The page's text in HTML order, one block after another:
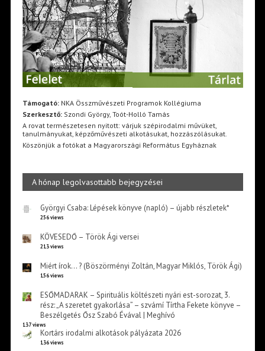
Támogató:NKA Összművészeti Programok Kollégiuma
Szerkesztő:Szondi György, Toót-Holló Tamás
A rovat természetesen nyitott: várjuk szépirodalmi művüket,
tanulmányukat, képzőművészeti alkotásukat, hozzászólásukat.
Köszönjük a fotókat a Magyarországi Református Egyháznak
A hónap legolvasottabb bejegyzései
Györgyi Csaba: Lépések könyve (napló) – újabb részletek*
256 views
KÖVESEDŐ – Török Ági versei
213 views
Miért írok… ? (Böszörményi Zoltán, Magyar Miklós, Török Ági)
156 views
ESŐMADARAK – Spirituális költészeti nyári est-sorozat, 3.
rész: „A szeretet gyakorlása” – szvámí Tírtha Fekete könyve –
Beszélgetés Ősz Szabó Évával | Meghívó
137 views
Kortárs irodalmi alkotások pályázata 2026
136 views